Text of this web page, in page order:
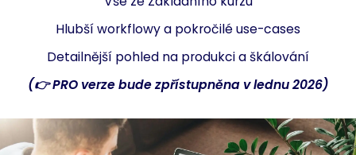
Hlubší workflowy a pokročilé use-cases
Detailnější pohled na produkci a škálování
(👉 PRO verze bude zpřístupněna v lednu 2026)